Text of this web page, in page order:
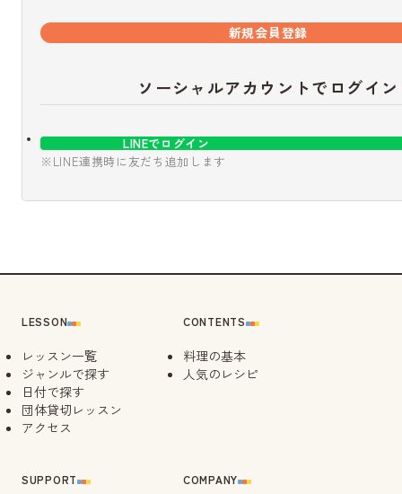
新規会員登録
ソーシャルアカウントでログイン
LINEでログイン
※LINE連携時に友だち追加します
LESSON
レッスン一覧
ジャンルで探す
日付で探す
団体貸切レッスン
アクセス
SUPPORT
CONTENTS
料理の基本
人気のレシピ
COMPANY